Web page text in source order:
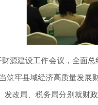
建设工作会议，全面总
筑牢县域经济高质量发展
局、税务局分别就财政